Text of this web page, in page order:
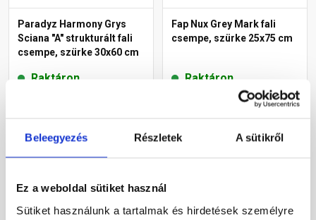
Beleegyezés Részletek A sütikről
Ez a weboldal sütiket használ
Sütiket használunk a tartalmak és hirdetések személyre
Paradyz Harmony Grys
Sciana "A" strukturált fali
csempe, szürke 30x60 cm
Raktáron
Fap Nux Grey Mark fali
csempe, szürke 25x75 cm
Raktáron